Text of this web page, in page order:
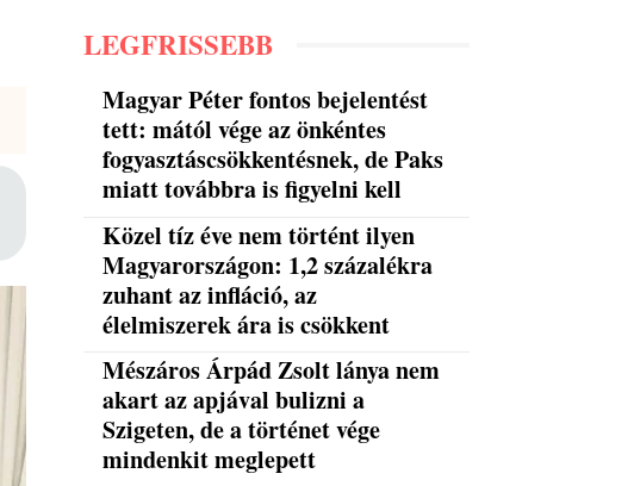
LEGFRISSEBB
Magyar Péter fontos bejelentést
tett: mától vége az önkéntes
fogyasztáscsökkentésnek, de Paks
miatt továbbra is figyelni kell
Közel tíz éve nem történt ilyen
Magyarországon: 1,2 százalékra
zuhant az infláció, az
élelmiszerek ára is csökkent
Mészáros Árpád Zsolt lánya nem
akart az apjával bulizni a
Szigeten, de a történet vége
mindenkit meglepett